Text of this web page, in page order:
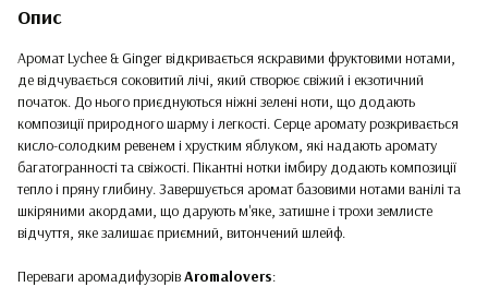
Опис
Аромат Lychee & Ginger відкривається яскравими фруктовими нотами,
де відчувається соковитий лічі, який створює свіжий і екзотичний
початок. До нього приєднуються ніжні зелені ноти, що додають
композиції природного шарму і легкості. Серце аромату розкривається
кисло-солодким ревенем і хрустким яблуком, які надають аромату
багатогранності та свіжості. Пікантні нотки імбиру додають композиції
тепло і пряну глибину. Завершується аромат базовими нотами ванілі та
шкіряними акордами, що дарують м'яке, затишне і трохи землисте
відчуття, яке залишає приємний, витончений шлейф.
Переваги аромадифузорівAromalovers: